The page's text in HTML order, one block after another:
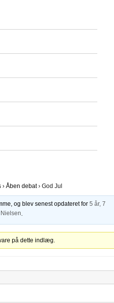
› Åben debat › God Jul
og blev senest opdateret for 5 år, 7
på dette indlæg.